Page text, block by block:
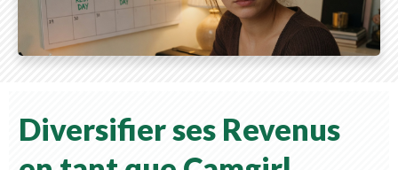
Diversifier ses Revenus